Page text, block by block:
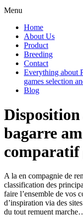
Menu
Home
About Us
Product
Breeding
Contact
Everything about
games selection
Blog
Disposition
bagarre
A la en compagnie de
classification des
faire l’ensemble de vos
d’inspiration via des
du tout remuent